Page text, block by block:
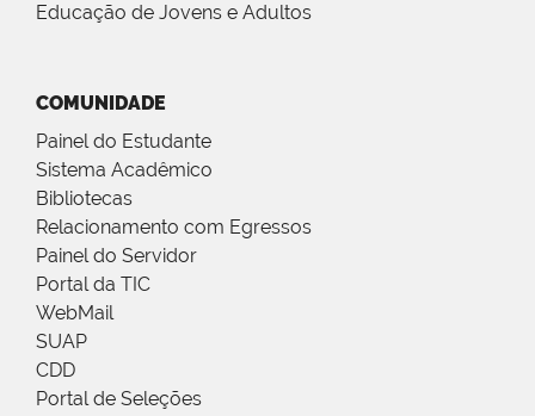
Educação de Jovens e Adultos
COMUNIDADE
Painel do Estudante
Sistema Acadêmico
Bibliotecas
Relacionamento com Egressos
Painel do Servidor
Portal da TIC
WebMail
SUAP
CDD
Portal de Seleções